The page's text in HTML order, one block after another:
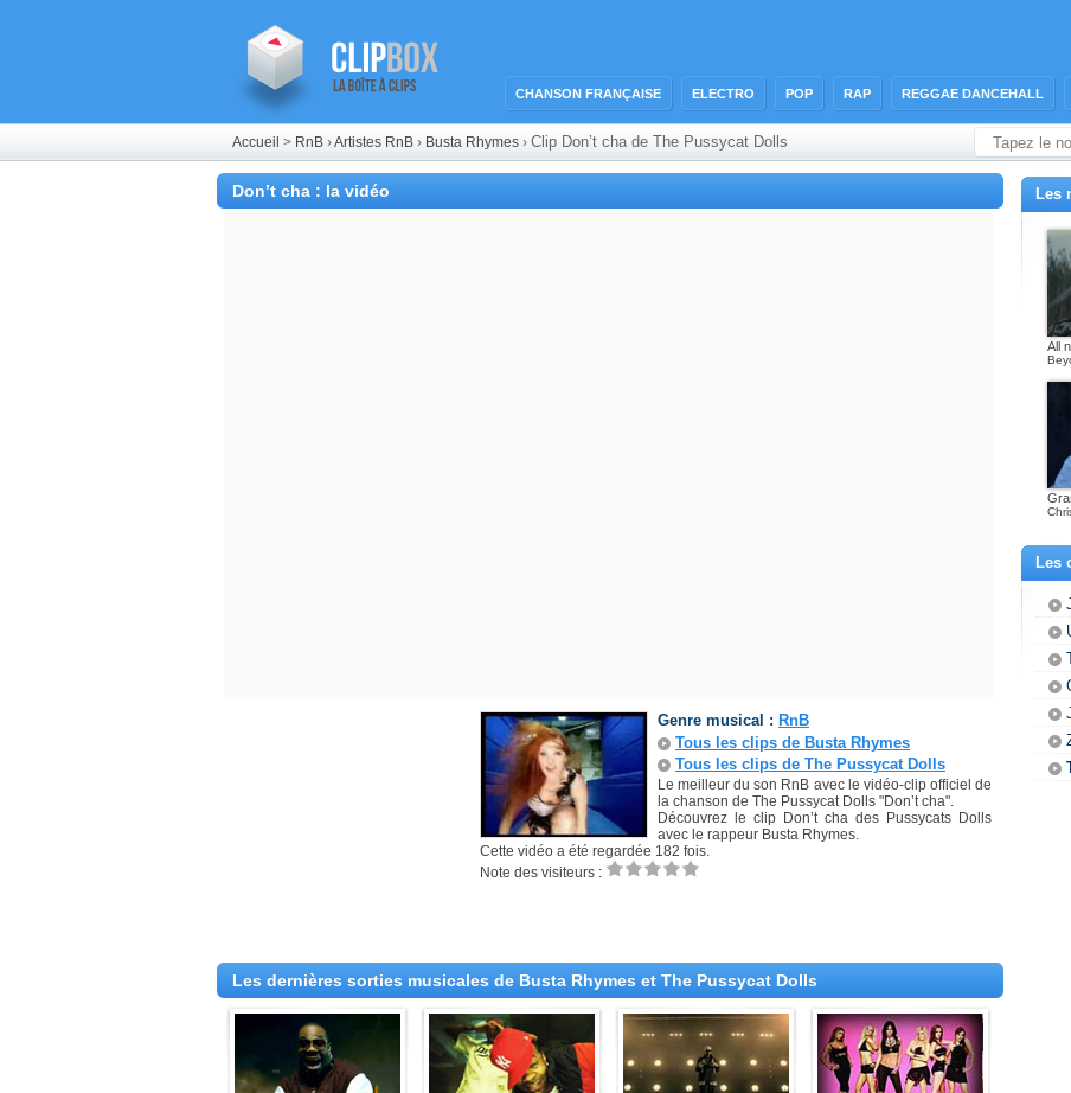
CHANSON FRANÇAISE ELECTRO POP RAP REGGAE DANCEHALL
Accueil > RnB ›Artistes RnB › Busta Rhymes › Clip Don’t cha de The Pussycat Dolls
Don’t cha : la vidéo
Genre musical : RnB
Tous les clips de Busta Rhymes
Tous les clips de The Pussycat Dolls
Le meilleur du son RnB avec le vidéo-clip officiel de
la chanson de The Pussycat Dolls "Don’t cha".
Découvrez le clip Don’t cha des Pussycats Dolls
avec le rappeur Busta Rhymes.
Cette vidéo a été regardée 182 fois.
Note des visiteurs :
Les dernières sorties musicales de Busta Rhymes et The Pussycat Dolls
Les
All
Les